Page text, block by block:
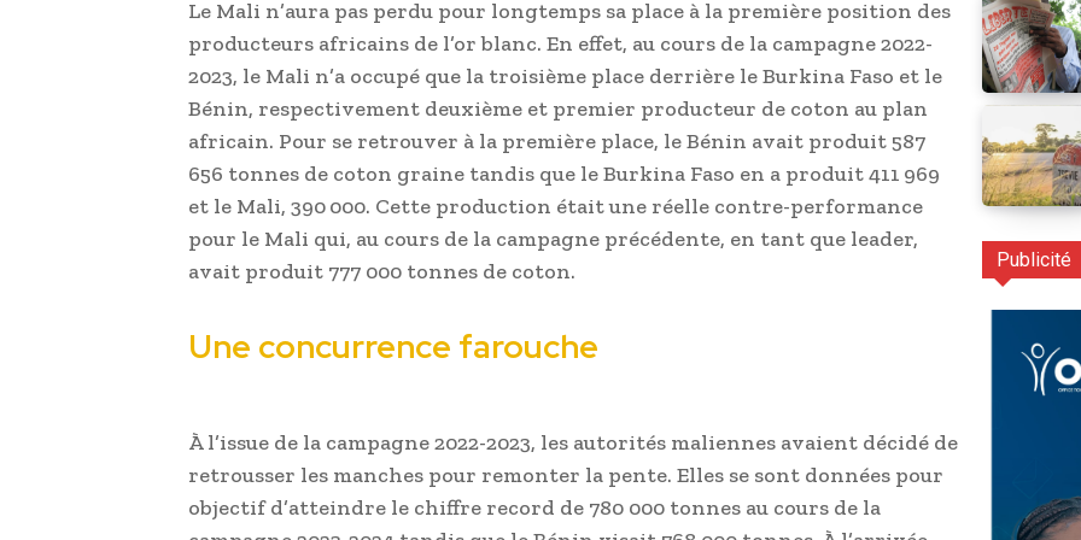
Le Mali n’aura pas perdu pour longtemps sa place à la première position des
producteurs africains de l’or blanc. En effet, au cours de la campagne 2022-
2023, le Mali n’a occupé que la troisième place derrière le Burkina Faso et le
Bénin, respectivement deuxième et premier producteur de coton au plan
africain. Pour se retrouver à la première place, le Bénin avait produit 587
656 tonnes de coton graine tandis que le Burkina Faso en a produit 411 969
et le Mali, 390 000. Cette production était une réelle contre-performance
pour le Mali qui, au cours de la campagne précédente, en tant que leader,
avait produit 777 000 tonnes de coton.
Une concurrence farouche
À l’issue de la campagne 2022-2023, les autorités maliennes avaient décidé de
retrousser les manches pour remonter la pente. Elles se sont données pour
objectif d’atteindre le chiffre record de 780 000 tonnes au cours de la
Publicité